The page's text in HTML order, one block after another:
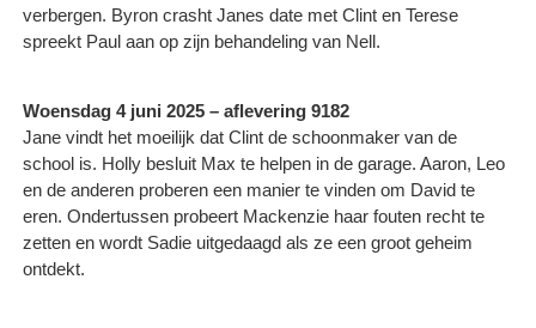
verbergen. Byron crasht Janes date met Clint en Terese
spreekt Paul aan op zijn behandeling van Nell.
Woensdag 4 juni 2025 – aflevering 9182
Jane vindt het moeilijk dat Clint de schoonmaker van de
school is. Holly besluit Max te helpen in de garage. Aaron, Leo
en de anderen proberen een manier te vinden om David te
eren. Ondertussen probeert Mackenzie haar fouten recht te
zetten en wordt Sadie uitgedaagd als ze een groot geheim
ontdekt.